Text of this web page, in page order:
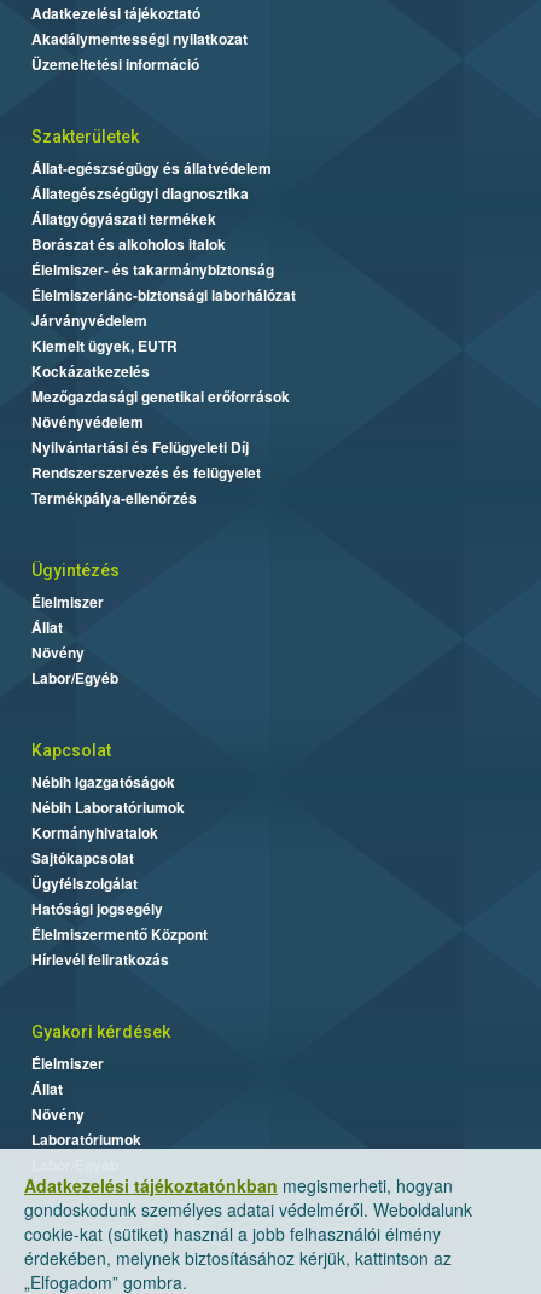
Adatkezelési tájékoztatónkban megismerheti, hogyan
gondoskodunk személyes adatai védelméről. Weboldalunk
cookie-kat (sütiket) használ a jobb felhasználói élmény
érdekében, melynek biztosításához kérjük, kattintson az
„Elfogadom” gombra.
Adatkezelési tájékoztató
Akadálymentességi nyilatkozat
Üzemeltetési információ
Szakterületek
Állat-egészségügy és állatvédelem
Állategészségügyi diagnosztika
Állatgyógyászati termékek
Borászat és alkoholos italok
Élelmiszer- és takarmánybiztonság
Élelmiszerlánc-biztonsági laborhálózat
Járványvédelem
Kiemelt ügyek, EUTR
Kockázatkezelés
Mezőgazdasági genetikai erőforrások
Növényvédelem
Nyilvántartási és Felügyeleti Díj
Rendszerszervezés és felügyelet
Termékpálya-ellenőrzés
Ügyintézés
Élelmiszer
Állat
Növény
Labor/Egyéb
Kapcsolat
Nébih Igazgatóságok
Nébih Laboratóriumok
Kormányhivatalok
Sajtókapcsolat
Ügyfélszolgálat
Hatósági jogsegély
Élelmiszermentő Központ
Hírlevél feliratkozás
Gyakori kérdések
Élelmiszer
Állat
Növény
Laboratóriumok